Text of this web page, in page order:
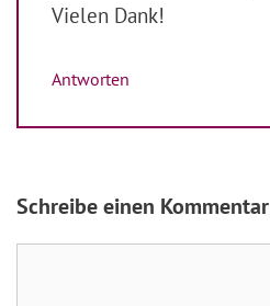
Vielen Dank!
Antworten
Schreibe einen Kommentar